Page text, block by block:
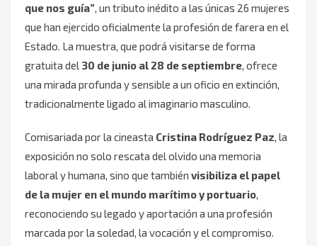
que nos guía” , un tributo inédito a las únicas 26 mujeres
que han ejercido oficialmente la profesión de farera en el
Estado. La muestra, que podrá visitarse de forma
gratuita del 30 de junio al 28 de septiembre , ofrece
una mirada profunda y sensible a un oficio en extinción,
tradicionalmente ligado al imaginario masculino.
Comisariada por la cineasta Cristina Rodríguez Paz , la
exposición no solo rescata del olvido una memoria
laboral y humana, sino que también visibiliza el papel
de la mujer en el mundo marítimo y portuario
reconociendo su legado y aportación a una profesión
marcada por la soledad, la vocación y el compromiso.